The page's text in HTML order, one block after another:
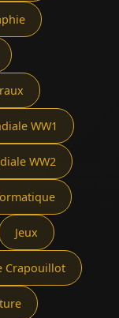
WW1
WW2
Jeux
Crapouillot